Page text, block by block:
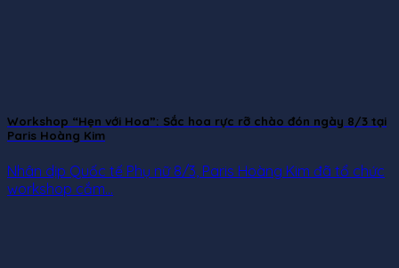
Workshop “Hẹn với Hoa”: Sắc hoa rực rỡ chào đón ngày 8/3 tại
Paris Hoàng Kim
Nhân dịp Quốc tế Phụ nữ 8/3, Paris Hoàng Kim đã tổ chức
workshop cắm...